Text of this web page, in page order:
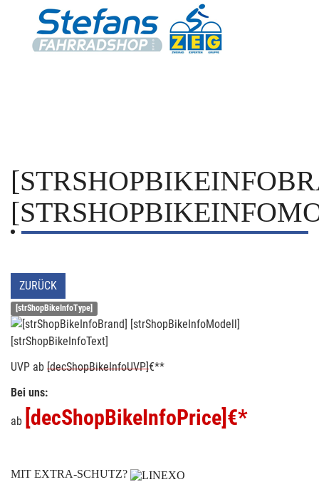
ZURÜCK
[strShopBikeInfoType]
[strShopBikeInfoText]
UVP ab [decShopBikeInfoUVP]€**
Bei uns:
ab [decShopBikeInfoPrice] €*
MIT EXTRA-SCHUTZ?